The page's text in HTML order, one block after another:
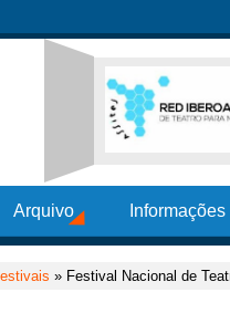
Arquivo
» Festival Nacional de